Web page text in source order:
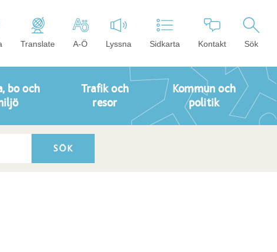
Translate A-Ö Lyssna Sidkarta Kontakt Sök
bo och
Trafik och
resor
Kommun och
politik